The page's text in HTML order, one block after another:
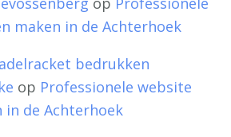
maken in de Achterhoek
bedrukken
op Professionele website
in de Achterhoek